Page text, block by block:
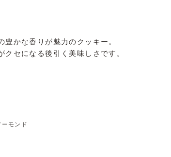
豊かな香りが魅力のクッキー。
クセになる後引く美味しさです。
モンド